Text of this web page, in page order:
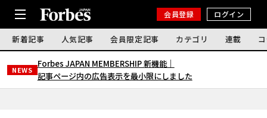
会員登録 ログイン
新着記事 人気記事 会員限定記事 カテゴリ 連載
NEWS
Forbes JAPAN MEMBERSHIP 新機能｜
記事ページ内の広告表示を最小限にしました